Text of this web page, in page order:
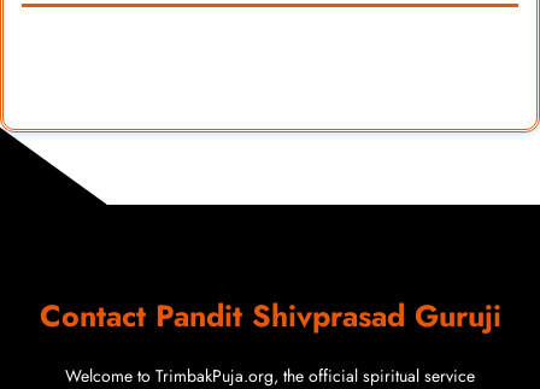
Contact Pandit Shivprasad Guruji
Welcome to TrimbakPuja.org, the official spiritual service